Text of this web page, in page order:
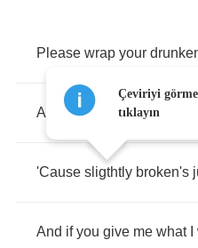
Please wrap your
And I'll let you call me
'Cause sligthtly broken's
And if you give me what
Çeviriyi
tıklayın